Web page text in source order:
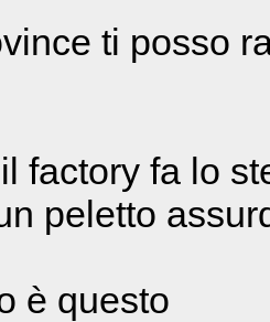
ti posso
factory fa lo
peletto
è questo